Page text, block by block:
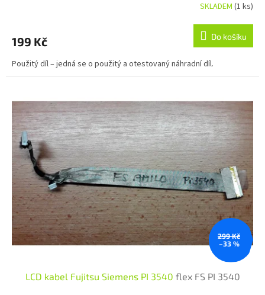
SKLADEM (1 ks)
199 Kč Do košíku
Použitý díl – jedná se o použitý a otestovaný náhradní díl.
299 Kč
–33 %
LCD kabel Fujitsu Siemens PI 3540 flex FS PI 3540